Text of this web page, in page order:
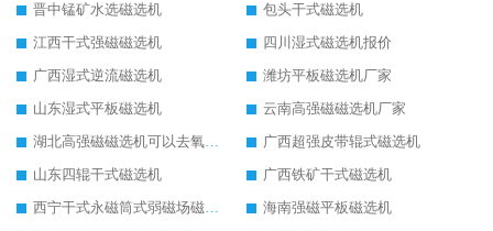
晋中锰矿水选磁选机
包头干式磁选机
江西干式强磁磁选机
四川湿式磁选机报价
广西湿式逆流磁选机
潍坊平板磁选机厂家
山东湿式平板磁选机
云南高强磁磁选机厂家
湖北高强磁磁选机可以去氧化铝
广西超强皮带辊式磁选机
山东四辊干式磁选机
广西铁矿干式磁选机
西宁干式永磁筒式弱磁场磁选机结构图
海南强磁平板磁选机